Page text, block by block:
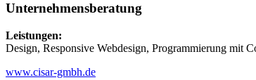
Unternehmensberatung
Leistungen:
Design, Responsive Webdesign, Programmierung mit
www.cisar-gmbh.de